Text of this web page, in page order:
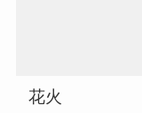
花火